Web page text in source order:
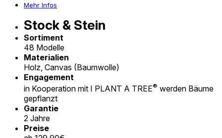
Mehr Infos
Stock & Stein
Sortiment
48 Modelle
Materialien
Holz, Canvas (Baumwolle)
Engagement
in Kooperation mit I PLANT A TREE® werden Bäume
gepflanzt
Garantie
2 Jahre
Preise